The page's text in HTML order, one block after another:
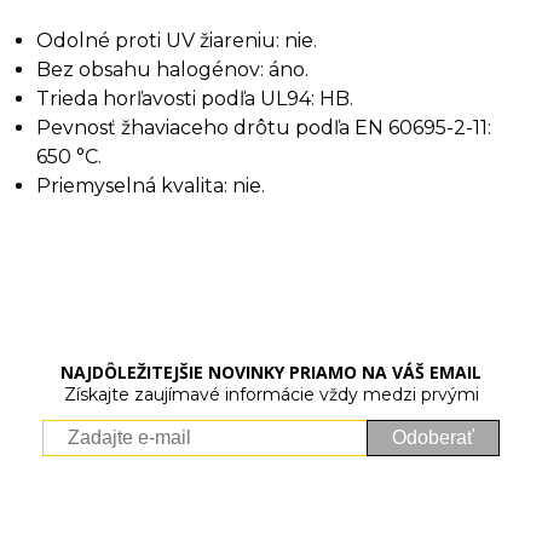
Odolné proti UV žiareniu: nie.
Bez obsahu halogénov: áno.
Trieda horľavosti podľa UL94: HB.
Pevnosť žhaviaceho drôtu podľa EN 60695-2-11:
650 °C.
Priemyselná kvalita: nie.
NAJDÔLEŽITEJŠIE NOVINKY PRIAMO NA VÁŠ EMAIL
Získajte zaujímavé informácie vždy medzi prvými
Odoberať